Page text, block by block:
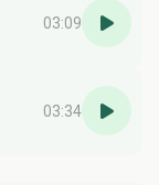
03:09
03:34